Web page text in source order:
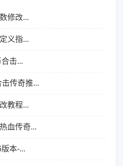
修改...
义指...
击...
传奇推...
教程...
血传奇...
本-...